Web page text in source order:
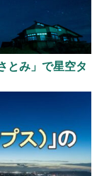
とみ」で星空タ